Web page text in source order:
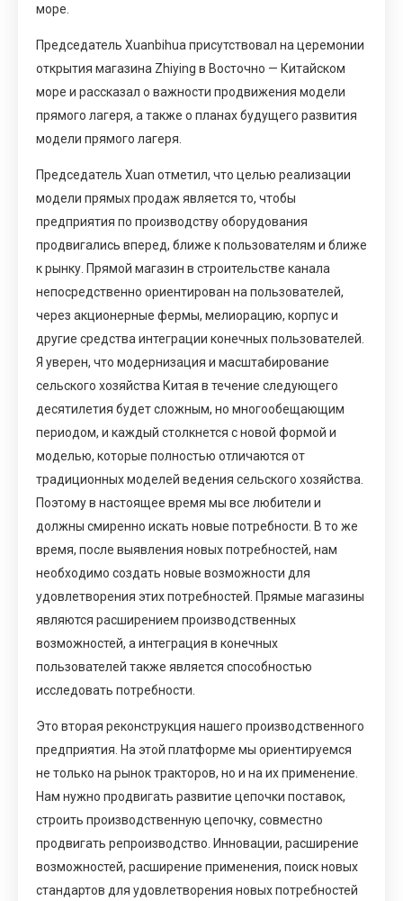
море.
Председатель Xuanbihua присутствовал на церемонии
открытия магазина Zhiying в Восточно — Китайском
море и рассказал о важности продвижения модели
прямого лагеря, а также о планах будущего развития
модели прямого лагеря.
Председатель Xuan отметил, что целью реализации
модели прямых продаж является то, чтобы
предприятия по производству оборудования
продвигались вперед, ближе к пользователям и ближе
к рынку. Прямой магазин в строительстве канала
непосредственно ориентирован на пользователей,
через акционерные фермы, мелиорацию, корпус и
другие средства интеграции конечных пользователей.
Я уверен, что модернизация и масштабирование
сельского хозяйства Китая в течение следующего
десятилетия будет сложным, но многообещающим
периодом, и каждый столкнется с новой формой и
моделью, которые полностью отличаются от
традиционных моделей ведения сельского хозяйства.
Поэтому в настоящее время мы все любители и
должны смиренно искать новые потребности. В то же
время, после выявления новых потребностей, нам
необходимо создать новые возможности для
удовлетворения этих потребностей. Прямые магазины
являются расширением производственных
возможностей, а интеграция в конечных
пользователей также является способностью
исследовать потребности.
Это вторая реконструкция нашего производственного
предприятия. На этой платформе мы ориентируемся
не только на рынок тракторов, но и на их применение.
Нам нужно продвигать развитие цепочки поставок,
строить производственную цепочку, совместно
продвигать репроизводство. Инновации, расширение
возможностей, расширение применения, поиск новых
стандартов для удовлетворения новых потребностей